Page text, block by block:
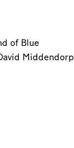
of Blue
Middendorp